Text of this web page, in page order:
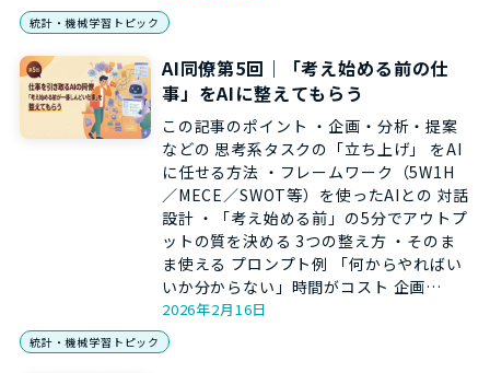
統計・機械学習トピック
AI同僚第5回｜「考え始める前の仕
事」をAIに整えてもらう
この記事のポイント ・企画・分析・提案
などの 思考系タスクの「立ち上げ」 をAI
に任せる方法 ・フレームワーク（5W1H
／MECE／SWOT等）を使ったAIとの 対話
設計 ・「考え始める前」の5分でアウトプ
ットの質を決める 3つの整え方 ・そのま
ま使える プロンプト例 「何からやればい
いか分からない」時間がコスト 企画…
2026年2月16日
統計・機械学習トピック